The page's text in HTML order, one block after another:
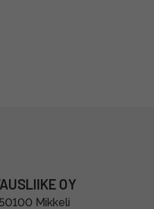
OY
Mikkeli